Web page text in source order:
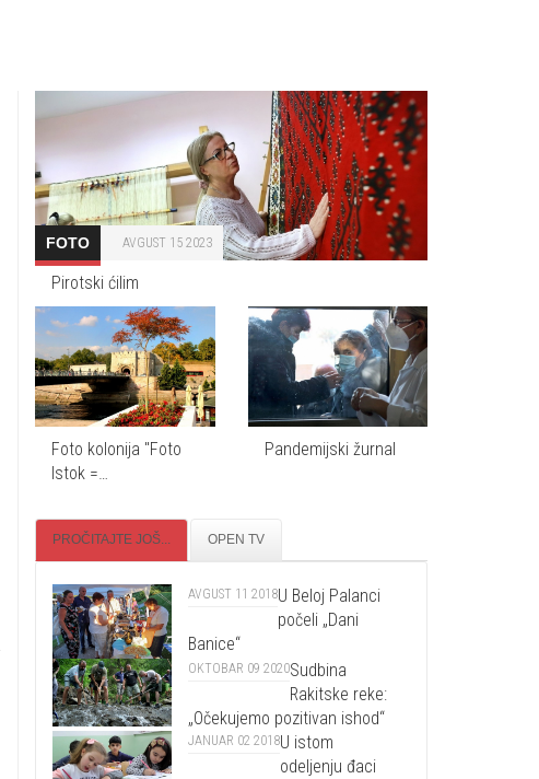
FOTO AVGUST 15 2023
Pirotski ćilim
Foto kolonija "Foto
Istok =…
Pandemijski žurnal
PROČITAJTE JOŠ... OPEN TV
AVGUST 11 2018U Beloj Palanci
počeli „Dani
Banice“
OKTOBAR 09 2020Sudbina
Rakitske reke:
„Očekujemo pozitivan ishod“
JANUAR 02 2018U istom
odeljenju đaci